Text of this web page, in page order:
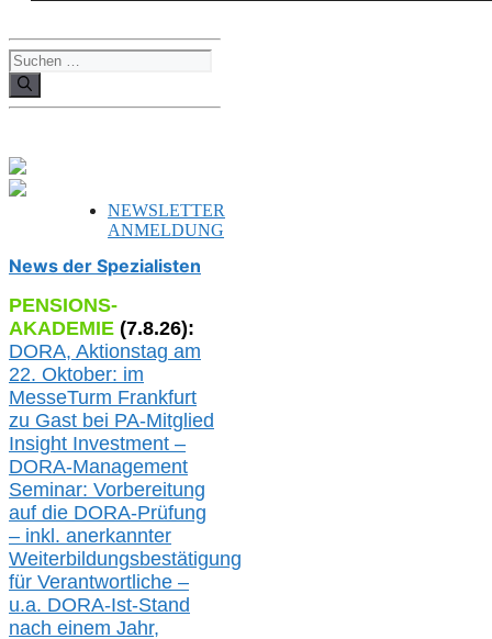
Suchen
nach:
NEWSLETTER
ANMELDUNG
News der Spezialisten
PENSIONS-
AKADEMIE (7.8.26):
DORA, Aktionstag am
22. Oktober: im
MesseTurm Frankfurt
zu Gast bei PA-Mitglied
Insight Investment –
DORA-Management
Seminar: Vorbereitung
auf die DORA-Prüfung
– inkl. anerkannter
Weiterbildungsbestätigung
für Verantwortliche –
u.a. DORA-Ist-Stand
nach einem Jahr,